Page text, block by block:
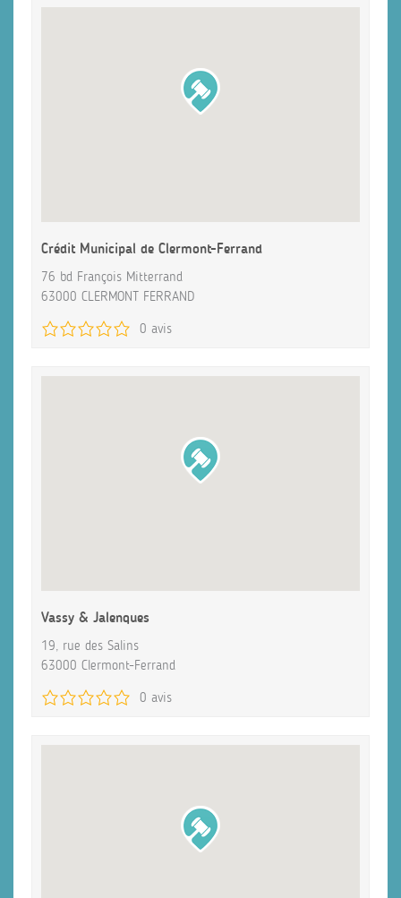
Crédit Municipal de Clermont-Ferrand
76 bd François Mitterrand
63000 CLERMONT FERRAND
0 avis
Vassy & Jalenques
19, rue des Salins
63000 Clermont-Ferrand
0 avis